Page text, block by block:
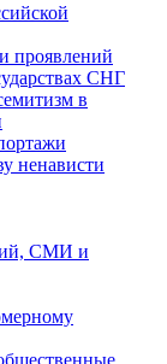
проявлений
СНГ
в
ненависти
СМИ и